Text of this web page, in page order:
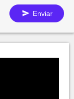
Enviar